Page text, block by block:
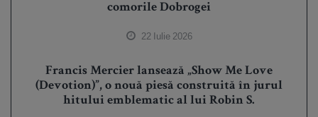
comorile Dobrogei
22 Iulie 2026
Francis Mercier lansează „Show Me Love
(Devotion)”, o nouă piesă construită în jurul
hitului emblematic al lui Robin S.